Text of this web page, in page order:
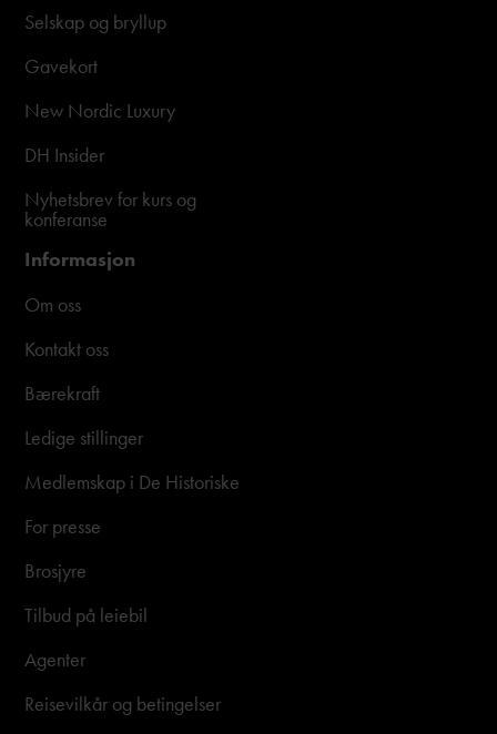
Selskap og bryllup
Gavekort
New Nordic Luxury
DH Insider
Nyhetsbrev for kurs og
konferanse
Informasjon
Om oss
Kontakt oss
Bærekraft
Ledige stillinger
Medlemskap i De Historiske
For presse
Brosjyre
Tilbud på leiebil
Agenter
Reisevilkår og betingelser